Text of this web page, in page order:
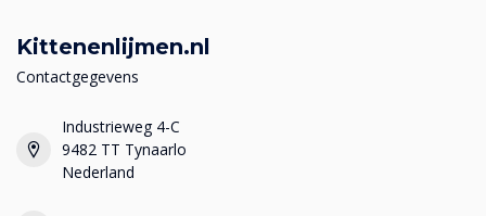
Kittenenlijmen.nl
Contactgegevens
Industrieweg 4-C
9482 TT Tynaarlo
Nederland